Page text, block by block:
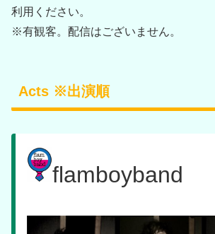
利用ください。
※有観客。配信はございません。
Acts ※出演順
flamboyband